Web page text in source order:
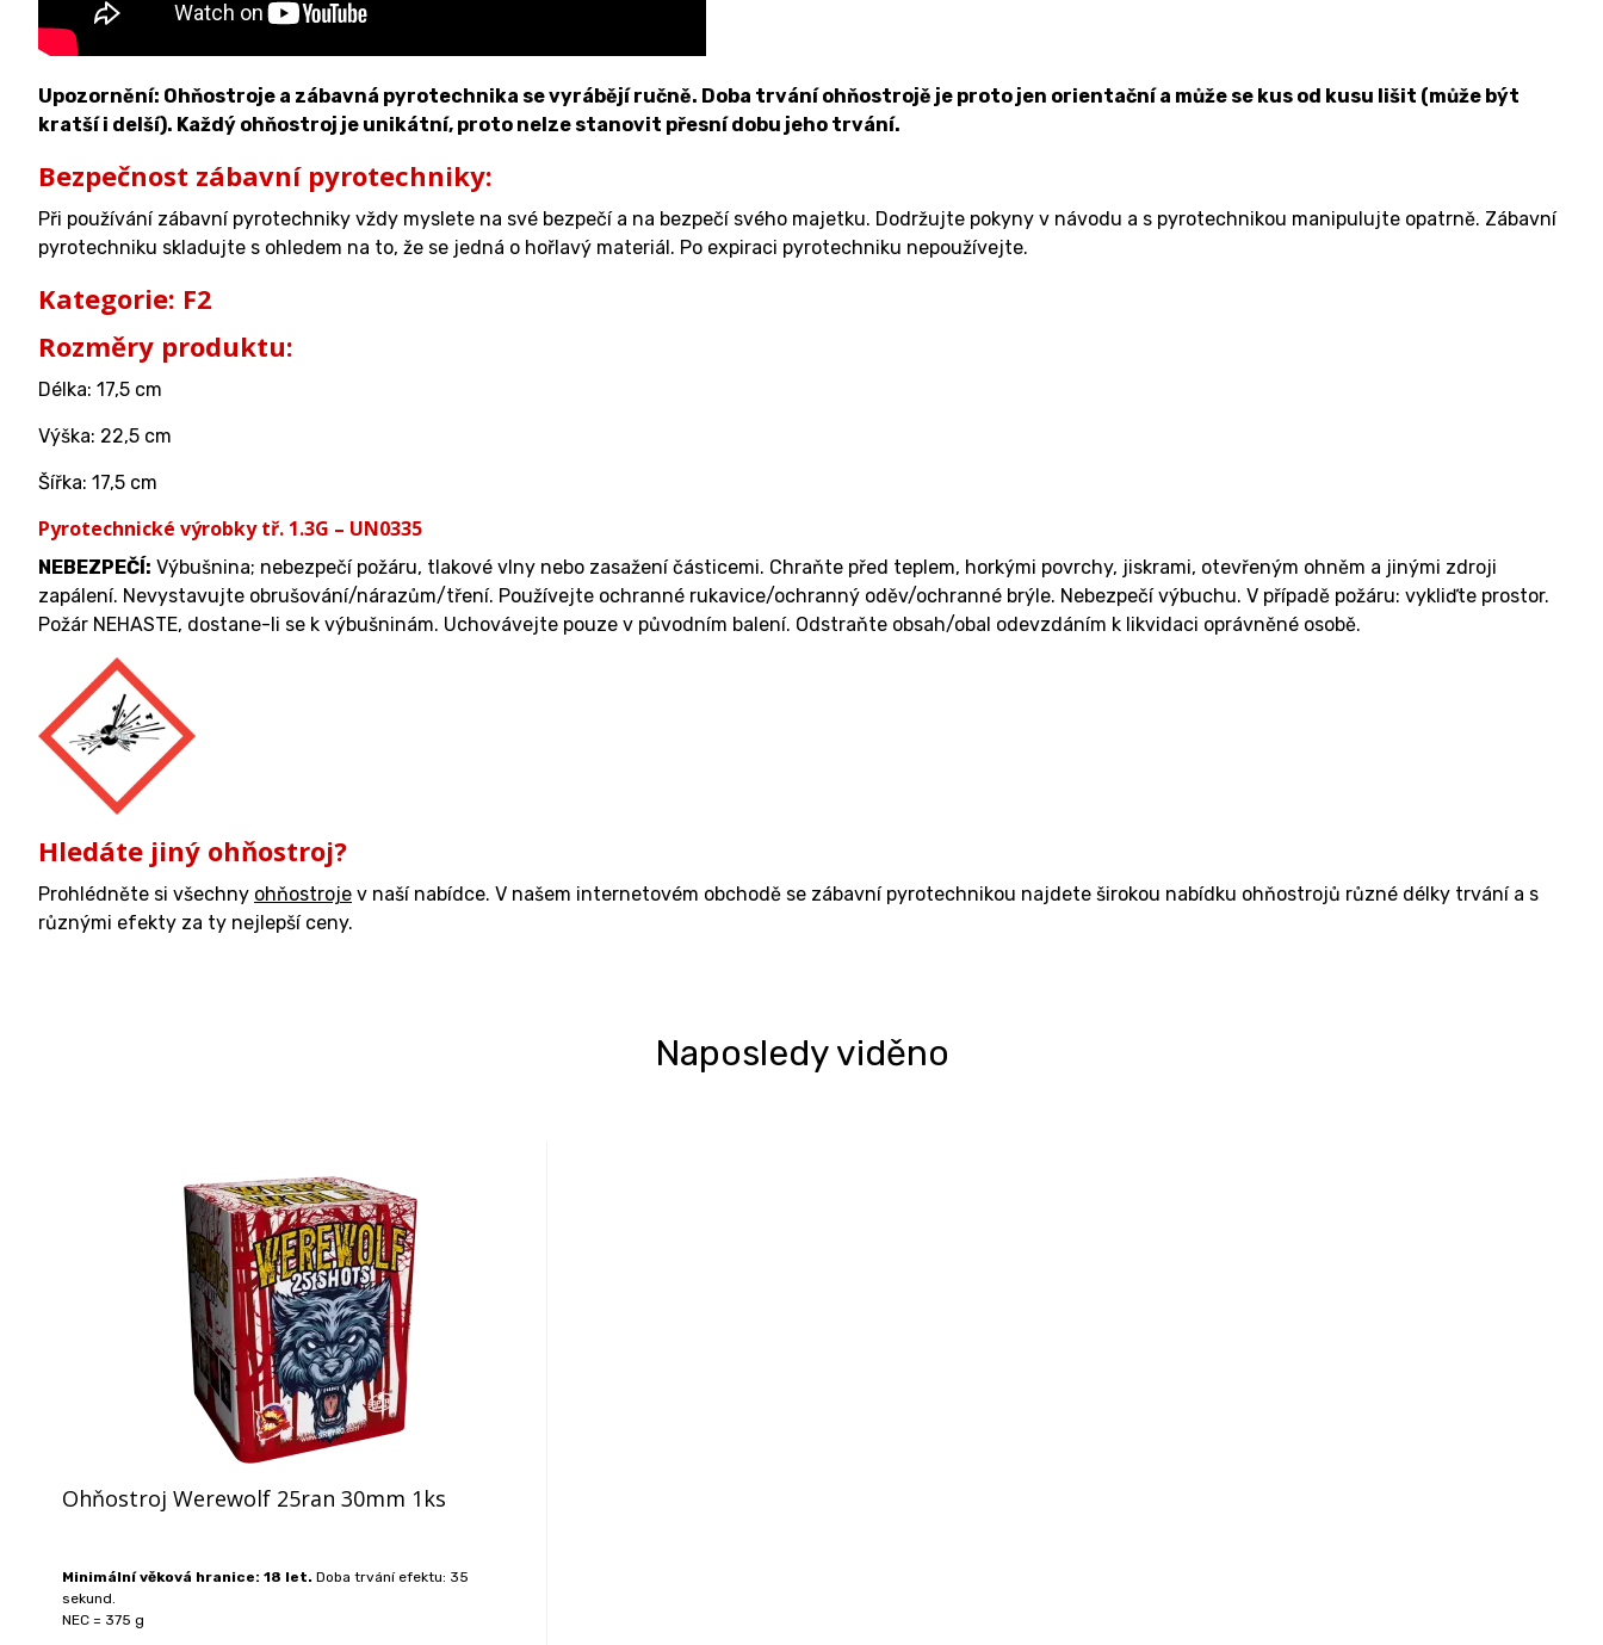
Upozornění: Ohňostroje a zábavná pyrotechnika se vyrábějí ručně. Doba trvání ohňostrojě je proto jen orientační a může se kus od kusu lišit (může být
kratší i delší). Každý ohňostroj je unikátní, proto nelze stanovit přesní dobu jeho trvání.
Bezpečnost zábavní pyrotechniky:
Při používání zábavní pyrotechniky vždy myslete na své bezpečí a na bezpečí svého majetku. Dodržujte pokyny v návodu a s pyrotechnikou manipulujte opatrně. Zábavní
pyrotechniku skladujte s ohledem na to, že se jedná o hořlavý materiál. Po expiraci pyrotechniku nepoužívejte.
Kategorie: F2
Rozměry produktu:
Délka: 17,5 cm
Výška: 22,5 cm
Šířka: 17,5 cm
Pyrotechnické výrobky tř. 1.3G – UN0335
NEBEZPEČÍ: Výbušnina; nebezpečí požáru, tlakové vlny nebo zasažení částicemi. Chraňte před teplem, horkými povrchy, jiskrami, otevřeným ohněm a jinými zdroji
zapálení. Nevystavujte obrušování/nárazům/tření. Používejte ochranné rukavice/ochranný oděv/ochranné brýle. Nebezpečí výbuchu. V případě požáru: vykliďte prostor.
Požár NEHASTE, dostane-li se k výbušninám. Uchovávejte pouze v původním balení. Odstraňte obsah/obal odevzdáním k likvidaci oprávněné osobě.
Hledáte jiný ohňostroj?
Prohlédněte si všechny ohňostroje v naší nabídce. V našem internetovém obchodě se zábavní pyrotechnikou najdete širokou nabídku ohňostrojů různé délky trvání a s
různými efekty za ty nejlepší ceny.
Naposledy viděno
Ohňostroj Werewolf 25ran 30mm 1ks
Minimální věková hranice: 18 let. Doba trvání efektu: 35
sekund.
NEC = 375 g